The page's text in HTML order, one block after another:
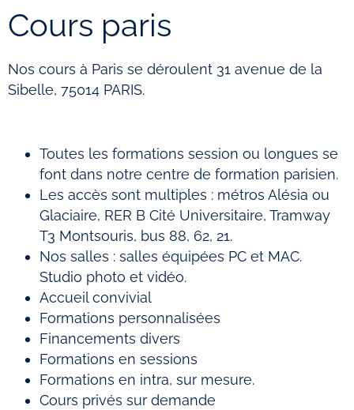
Cours paris
Nos cours à Paris se déroulent 31 avenue de la
Sibelle, 75014 PARIS.
Toutes les formations session ou longues se
font dans notre centre de formation parisien.
Les accès sont multiples : métros Alésia ou
Glaciaire, RER B Cité Universitaire, Tramway
T3 Montsouris, bus 88, 62, 21.
Nos salles : salles équipées PC et MAC.
Studio photo et vidéo.
Accueil convivial
Formations personnalisées
Financements divers
Formations en sessions
Formations en intra, sur mesure.
Cours privés sur demande